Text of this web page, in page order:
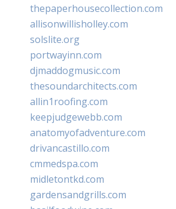
thepaperhousecollection.com
allisonwillisholley.com
solslite.org
portwayinn.com
djmaddogmusic.com
thesoundarchitects.com
allin1roofing.com
keepjudgewebb.com
anatomyofadventure.com
drivancastillo.com
cmmedspa.com
midletontkd.com
gardensandgrills.com